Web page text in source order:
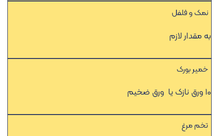
نمک و فلفل
به مقدار لازم
خمیر بورک
۱۰ ورق نازک یا ورق ضخیم
تخم مرغ